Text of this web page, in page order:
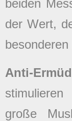
beiden
der Wert,
Anti-
große